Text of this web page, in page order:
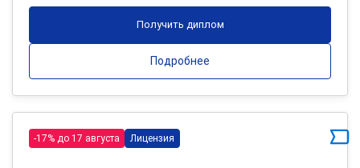
Получить диплом
Подробнее
-17% до 17 августа Лицензия